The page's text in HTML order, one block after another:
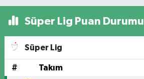
Süper Lig Puan Durumu
Süper Lig
# Takım